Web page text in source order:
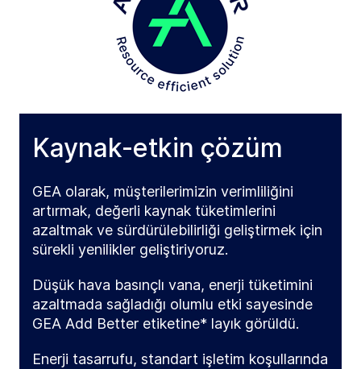
Kaynak-etkin çözüm
GEA olarak, müşterilerimizin verimliliğini
artırmak, değerli kaynak tüketimlerini
azaltmak ve sürdürülebilirliği geliştirmek için
sürekli yenilikler geliştiriyoruz.
Düşük hava basınçlı vana, enerji tüketimini
azaltmada sağladığı olumlu etki sayesinde
GEA Add Better etiketine* layık görüldü.
Enerji tasarrufu, standart işletim koşullarında